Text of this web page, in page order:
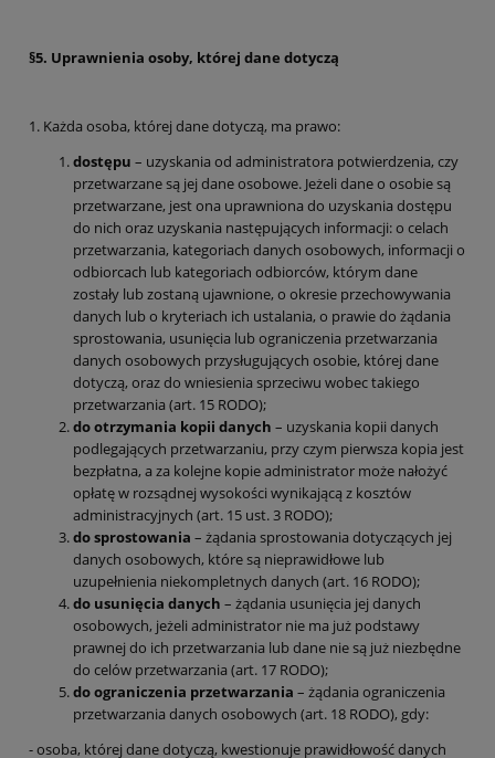
§5. Uprawnienia osoby, której dane dotyczą
1. Każda osoba, której dane dotyczą, ma prawo:
dostępu – uzyskania od administratora potwierdzenia, czy
przetwarzane są jej dane osobowe. Jeżeli dane o osobie są
przetwarzane, jest ona uprawniona do uzyskania dostępu
do nich oraz uzyskania następujących informacji: o celach
przetwarzania, kategoriach danych osobowych, informacji o
odbiorcach lub kategoriach odbiorców, którym dane
zostały lub zostaną ujawnione, o okresie przechowywania
danych lub o kryteriach ich ustalania, o prawie do żądania
sprostowania, usunięcia lub ograniczenia przetwarzania
danych osobowych przysługujących osobie, której dane
dotyczą, oraz do wniesienia sprzeciwu wobec takiego
przetwarzania (art. 15 RODO);
do otrzymania kopii danych – uzyskania kopii danych
podlegających przetwarzaniu, przy czym pierwsza kopia jest
bezpłatna, a za kolejne kopie administrator może nałożyć
opłatę w rozsądnej wysokości wynikającą z kosztów
administracyjnych (art. 15 ust. 3 RODO);
do sprostowania – żądania sprostowania dotyczących jej
danych osobowych, które są nieprawidłowe lub
uzupełnienia niekompletnych danych (art. 16 RODO);
do usunięcia danych – żądania usunięcia jej danych
osobowych, jeżeli administrator nie ma już podstawy
prawnej do ich przetwarzania lub dane nie są już niezbędne
do celów przetwarzania (art. 17 RODO);
do ograniczenia przetwarzania – żądania ograniczenia
przetwarzania danych osobowych (art. 18 RODO), gdy:
- osoba, której dane dotyczą, kwestionuje prawidłowość danych